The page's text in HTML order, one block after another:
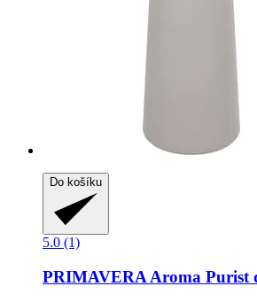
Do košíku
5.0 (1)
PRIMAVERA Aroma Purist